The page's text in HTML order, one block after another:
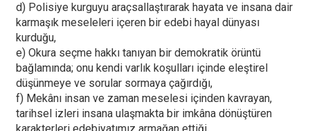
d) Polisiye kurguyu araçsallaştırarak hayata ve insana dair
karmaşık meseleleri içeren bir edebi hayal dünyası
kurduğu,
e) Okura seçme hakkı tanıyan bir demokratik örüntü
bağlamında; onu kendi varlık koşulları içinde eleştirel
düşünmeye ve sorular sormaya çağırdığı,
f) Mekânı insan ve zaman meselesi içinden kavrayan,
tarihsel izleri insana ulaşmakta bir imkâna dönüştüren